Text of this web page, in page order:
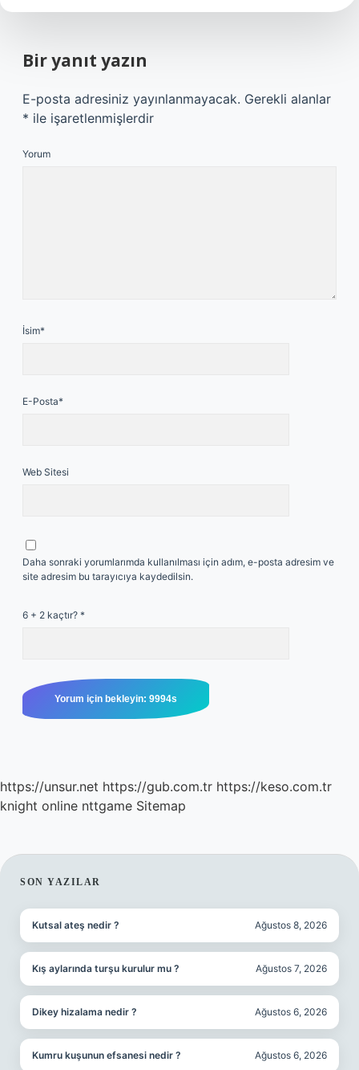
Bir yanıt yazın
E-posta adresiniz yayınlanmayacak. Gerekli alanlar
* ile işaretlenmişlerdir
Yorum
İsim*
E-Posta*
Web Sitesi
Daha sonraki yorumlarımda kullanılması için adım, e-posta adresim ve
site adresim bu tarayıcıya kaydedilsin.
6 + 2 kaçtır? *
https://unsur.net https://gub.com.tr https://keso.com.tr
knight online nttgame Sitemap
SIDEBAR
SON YAZILAR
Kutsal ateş nedir ? Ağustos 8, 2026
Kış aylarında turşu kurulur mu ? Ağustos 7, 2026
Dikey hizalama nedir ? Ağustos 6, 2026
Kumru kuşunun efsanesi nedir ? Ağustos 6, 2026